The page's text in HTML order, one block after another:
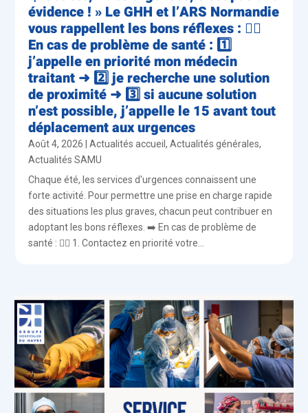
évidence ! » Le GHH et l’ARS Normandie
vous rappellent les bons réflexes : 👨‍⚕️
En cas de problème de santé : 1️⃣
j’appelle en priorité mon médecin
traitant ➜ 2️⃣ je recherche une solution
de proximité ➜ 3️⃣ si aucune solution
n’est possible, j’appelle le 15 avant tout
déplacement aux urgences
Août 4, 2026 |Actualités accueil,Actualités générales,
Actualités SAMU
Chaque été, les services d'urgences connaissent une
forte activité. Pour permettre une prise en charge rapide
des situations les plus graves, chacun peut contribuer en
adoptant les bons réflexes. ➡️ En cas de problème de
santé : 👨‍⚕️ 1. Contactez en priorité votre...